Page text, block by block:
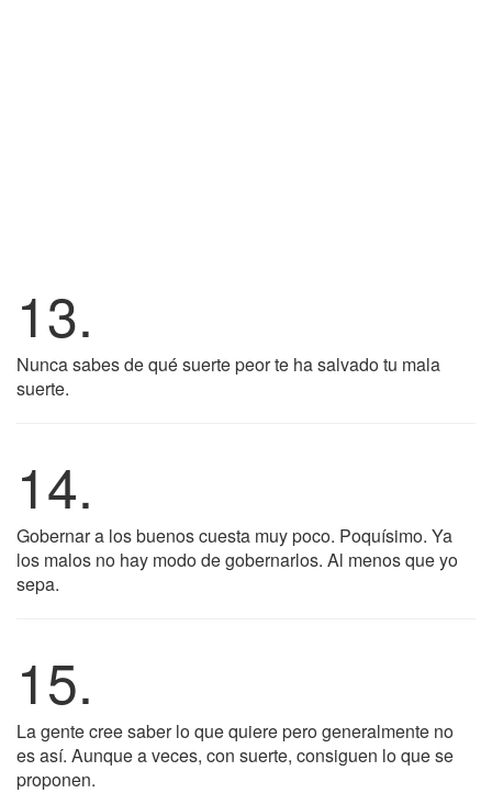
13.
Nunca sabes de qué suerte peor te ha salvado tu mala
suerte.
14.
Gobernar a los buenos cuesta muy poco. Poquísimo. Ya
los malos no hay modo de gobernarlos. Al menos que yo
sepa.
15.
La gente cree saber lo que quiere pero generalmente no
es así. Aunque a veces, con suerte, consiguen lo que se
proponen.